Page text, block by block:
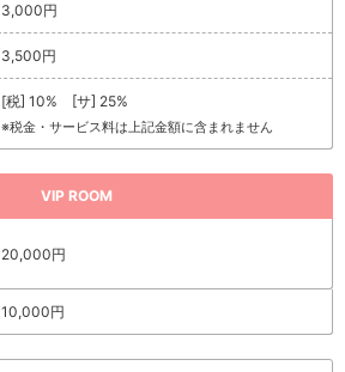
3,000円
3,500円
[税] 10% [サ] 25%
※税金・サービス料は上記金額に含まれません
VIP ROOM
20,000円
10,000円